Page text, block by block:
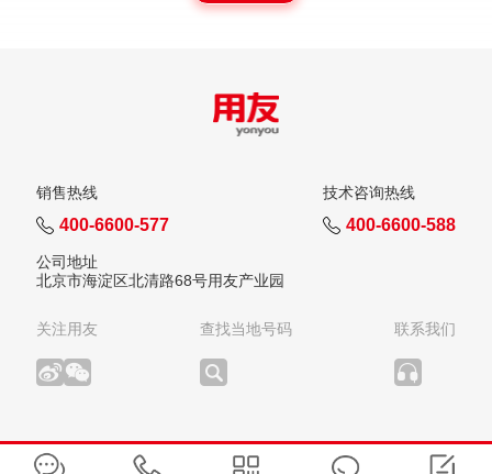
销售热线
400-6600-577
技术咨询热线
400-6600-588
公司地址
北京市海淀区北清路68号用友产业园
关注用友 查找当地号码 联系我们
版权所有：用友网络科技股份有限公司